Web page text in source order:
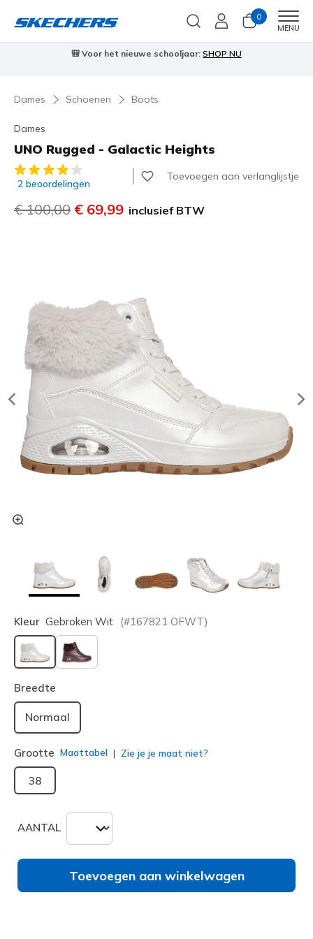
0
MENU
Skechers VIP:45 dagen retourrecht voor leden
Dames Schoenen Boots
Dames
UNO Rugged - Galactic Heights
3,5 van de 5 klantbeoordelingen
2 beoordelingen
Toevoegen aan verlanglijstje
Prijs verlaagd van
€ 100,00 naar
€ 69,99 inclusief BTW
Kleur Gebroken Wit (#167821 OFWT)
geselecteerd
Breedte
Normaal
Grootte Maattabel Zie je je maat niet?
38
AANTAL
Toevoegen aan winkelwagen